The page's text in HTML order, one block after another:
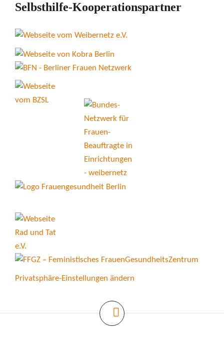
Selbsthilfe-Kooperationspartner
Privatsphäre-Einstellungen ändern